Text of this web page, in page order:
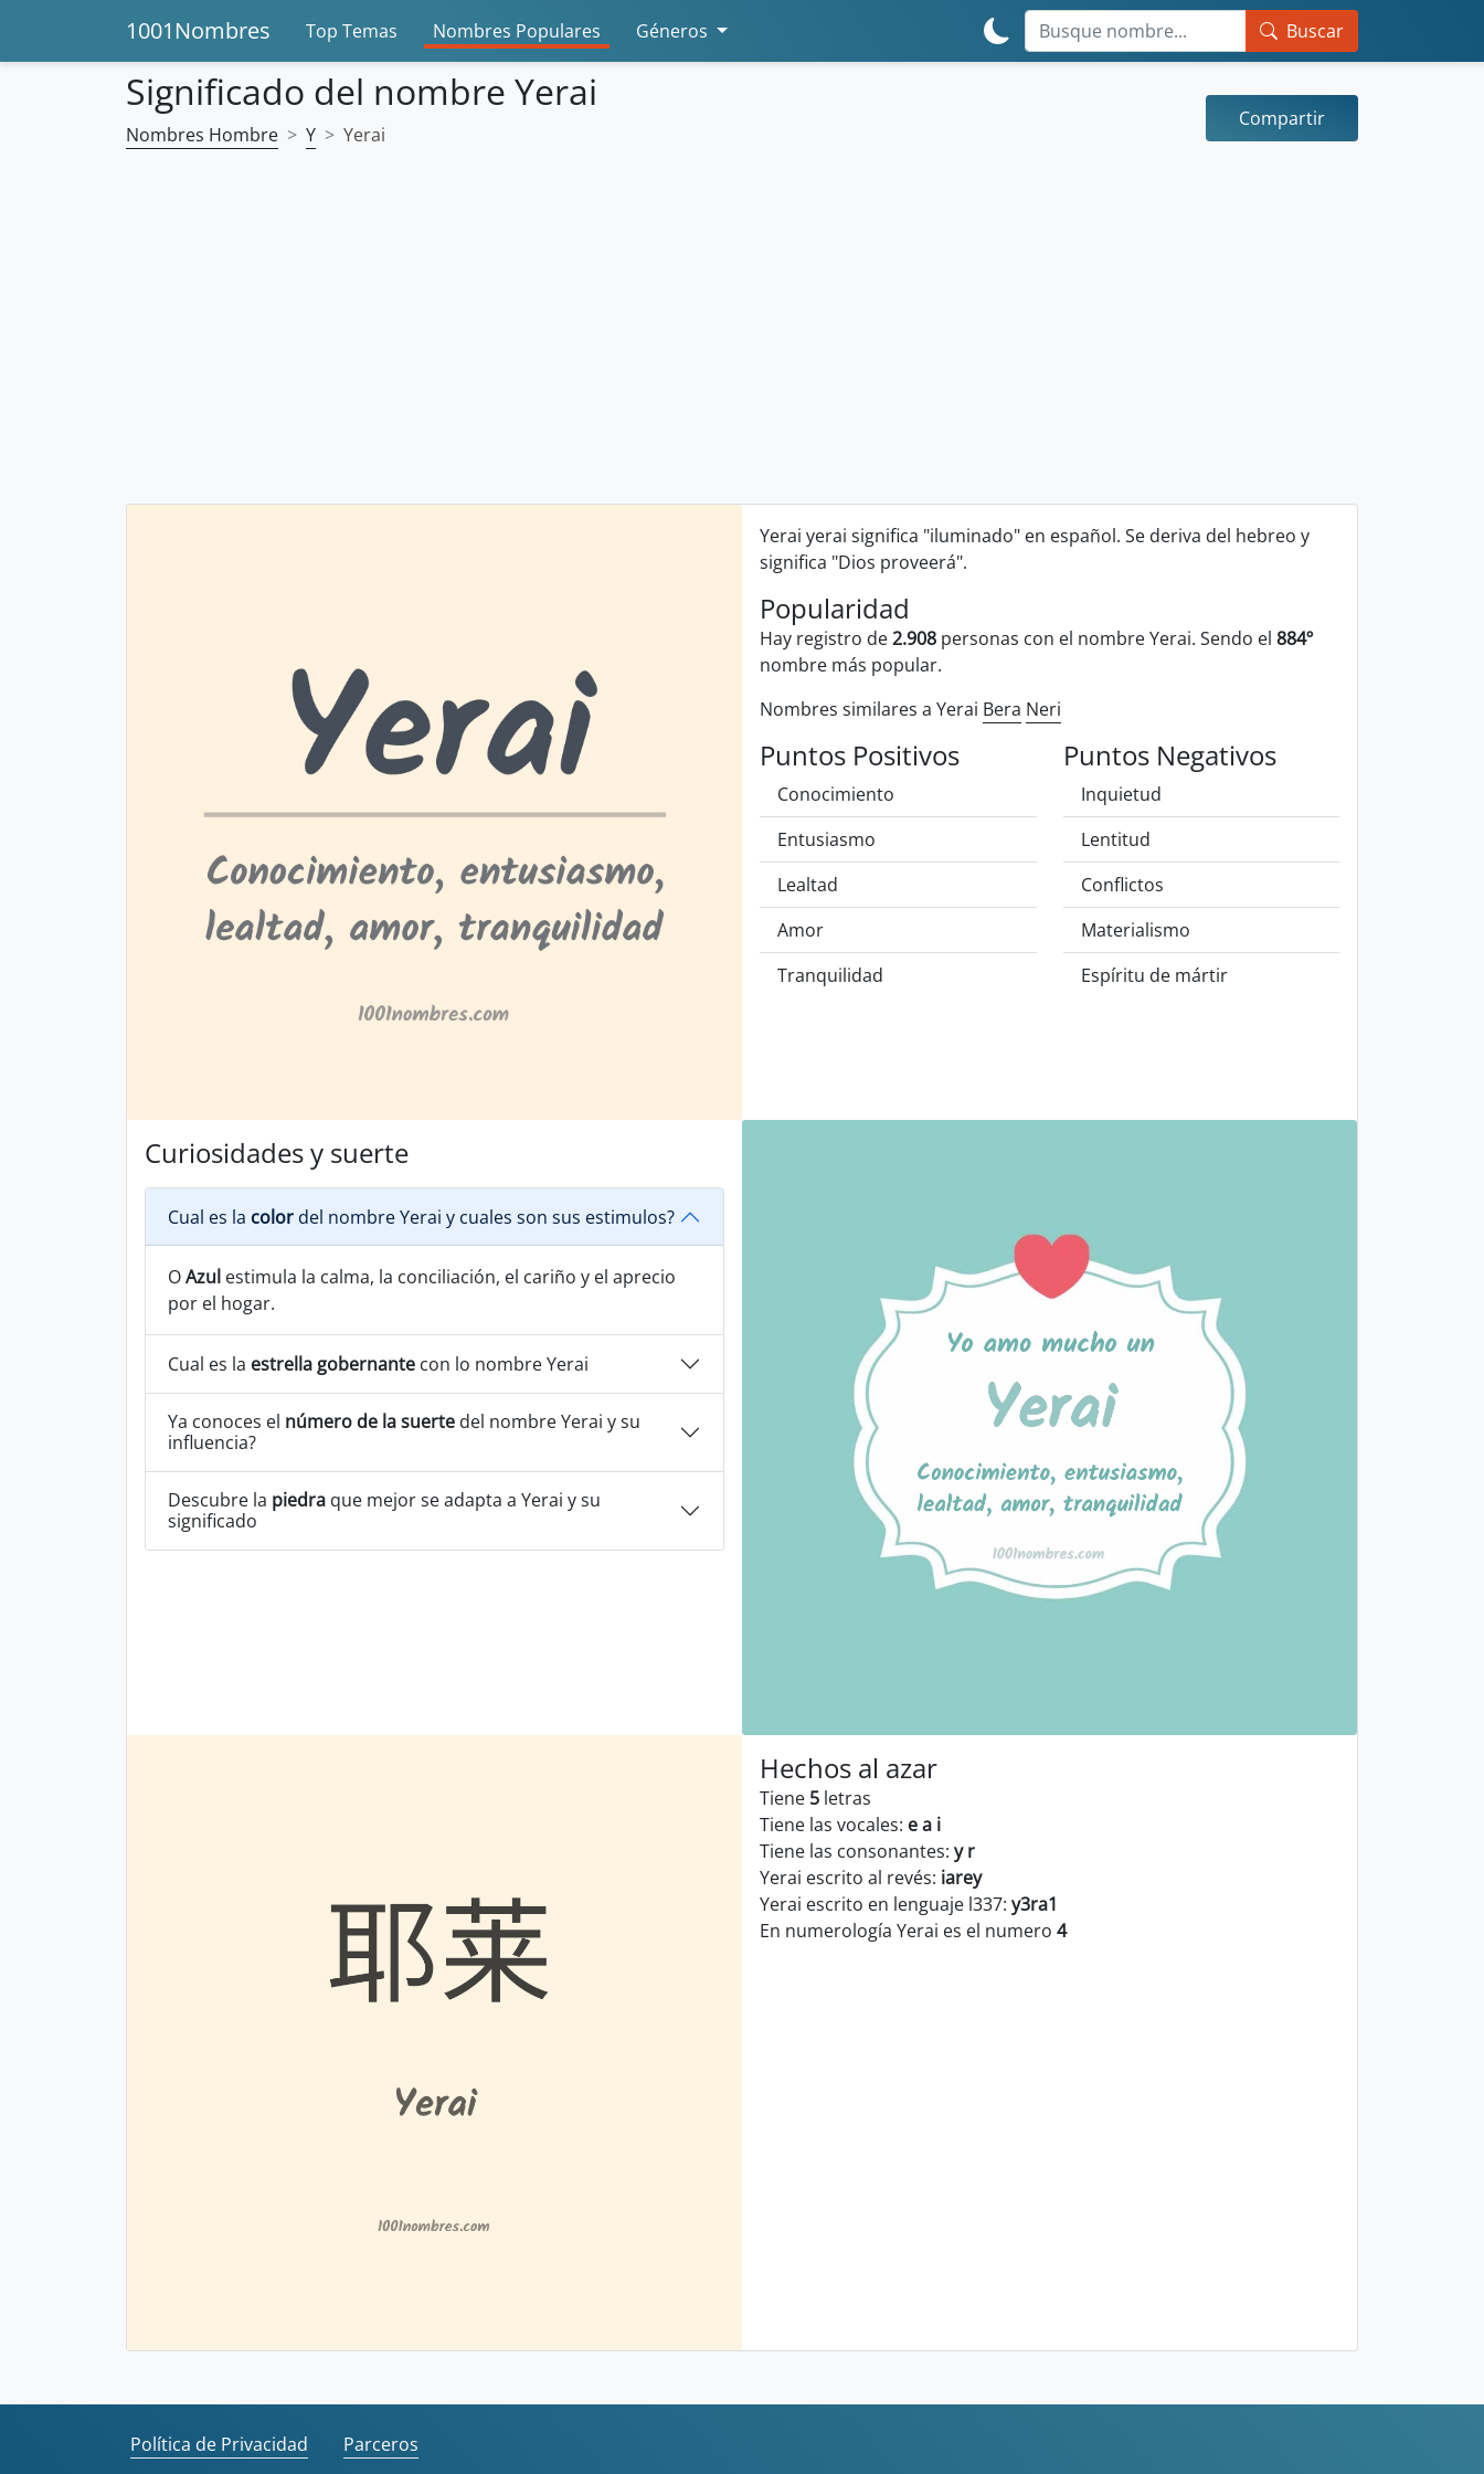
1001Nombres Top Temas Nombres Populares Géneros Buscar
Significado del nombre Yerai
Nombres Hombre Y Yerai
Compartir
Yerai yerai significa "iluminado" en español. Se deriva del hebreo y
significa "Dios proveerá".
Popularidad
Hay registro de2.908 personas con el nombre Yerai. Sendo el 884º
nombre más popular.
Nombres similares a Yerai Bera Neri
Puntos Positivos
Conocimiento
Entusiasmo
Lealtad
Amor
Tranquilidad
Puntos Negativos
Inquietud
Lentitud
Conflictos
Materialismo
Espíritu de mártir
Curiosidades y suerte
Cual es la color del nombre Yerai y cuales son sus estimulos?
OAzul estimula la calma, la conciliación, el cariño y el aprecio
por el hogar.
Cual es la estrella gobernante con lo nombre Yerai
Ya conoces el número de la suerte del nombre Yerai y su
influencia?
Descubre la piedra que mejor se adapta a Yerai y su
significado
Hechos al azar
Tiene 5 letras
Tiene las vocales: e a i
Tiene las consonantes: y r
Yerai escrito al revés: iarey
Yerai escrito en lenguaje l337: y3ra1
En numerología Yerai es el numero 4
Política de Privacidad Parceros